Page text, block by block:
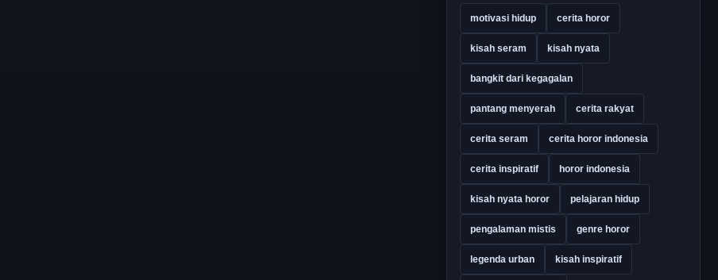
motivasi hidup cerita horor
kisah seram kisah nyata
bangkit dari kegagalan
pantang menyerah cerita rakyat
cerita seram cerita horor indonesia
cerita inspiratif horor indonesia
kisah nyata horor pelajaran hidup
pengalaman mistis genre horor
legenda urban kisah inspiratif